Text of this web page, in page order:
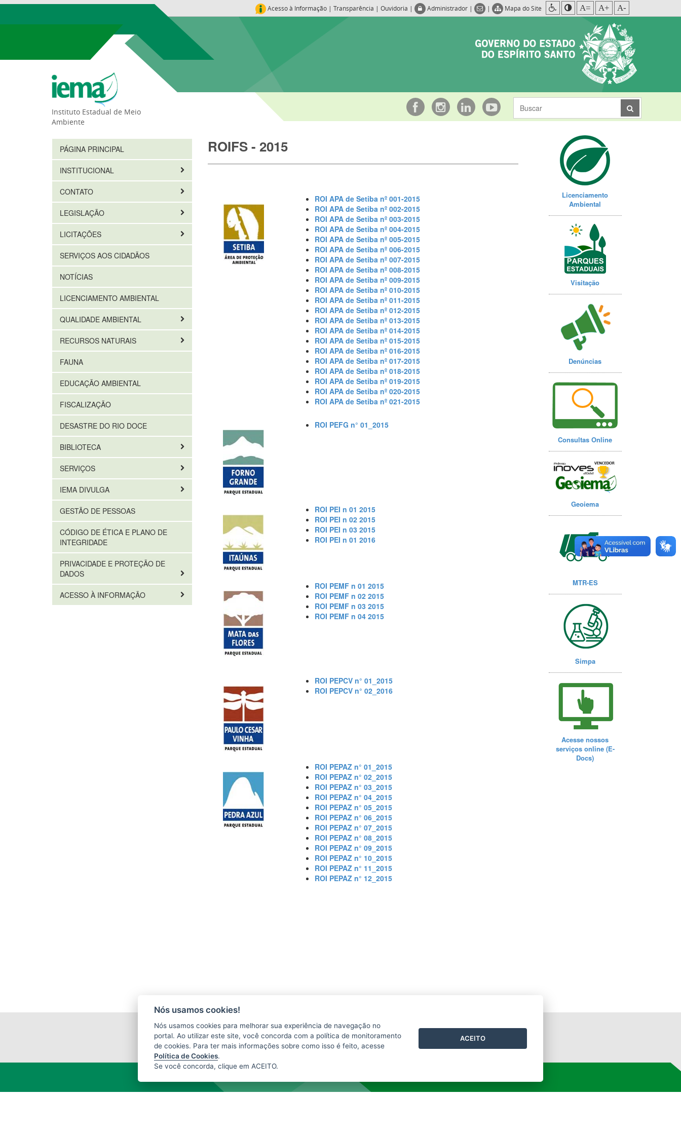
Acesso à Informação | Transparência | Ouvidoria | Administrador | | Mapa do Site A= A+ A-
Instituto Estadual de Meio
Ambiente
PÁGINA PRINCIPAL
INSTITUCIONAL
CONTATO
LEGISLAÇÃO
LICITAÇÕES
SERVIÇOS AOS CIDADÃOS
NOTÍCIAS
LICENCIAMENTO AMBIENTAL
QUALIDADE AMBIENTAL
RECURSOS NATURAIS
FAUNA
EDUCAÇÃO AMBIENTAL
FISCALIZAÇÃO
DESASTRE DO RIO DOCE
BIBLIOTECA
SERVIÇOS
IEMA DIVULGA
GESTÃO DE PESSOAS
CÓDIGO DE ÉTICA E PLANO DE
INTEGRIDADE
PRIVACIDADE E PROTEÇÃO DE
DADOS
ACESSO À INFORMAÇÃO
ROIFS - 2015
ROI APA de Setiba nº 001-2015
ROI APA de Setiba nº 002-2015
ROI APA de Setiba nº 003-2015
ROI APA de Setiba nº 004-2015
ROI APA de Setiba nº 005-2015
ROI APA de Setiba nº 006-2015
ROI APA de Setiba nº 007-2015
ROI APA de Setiba nº 008-2015
ROI APA de Setiba nº 009-2015
ROI APA de Setiba nº 010-2015
ROI APA de Setiba nº 011-2015
ROI APA de Setiba nº 012-2015
ROI APA de Setiba nº 013-2015
ROI APA de Setiba nº 014-2015
ROI APA de Setiba nº 015-2015
ROI APA de Setiba nº 016-2015
ROI APA de Setiba nº 017-2015
ROI APA de Setiba nº 018-2015
ROI APA de Setiba nº 019-2015
ROI APA de Setiba nº 020-2015
ROI APA de Setiba nº 021-2015
ROI PEFG n° 01_2015
ROI PEI n 01 2015
ROI PEI n 02 2015
ROI PEI n 03 2015
ROI PEI n 01 2016
ROI PEMF n 01 2015
ROI PEMF n 02 2015
ROI PEMF n 03 2015
ROI PEMF n 04 2015
ROI PEPCV n° 01_2015
ROI PEPCV n° 02_2016
ROI PEPAZ n° 01_2015
ROI PEPAZ n° 02_2015
ROI PEPAZ n° 03_2015
ROI PEPAZ n° 04_2015
ROI PEPAZ n° 05_2015
ROI PEPAZ n° 06_2015
ROI PEPAZ n° 07_2015
ROI PEPAZ n° 08_2015
ROI PEPAZ n° 09_2015
ROI PEPAZ n° 10_2015
ROI PEPAZ n° 11_2015
ROI PEPAZ n° 12_2015
Licenciamento
Ambiental
Visitação
Denúncias
Consultas Online
Geoiema
MTR-ES
Simpa
Acesse nossos
serviços online (E-
Docs)
AGERH
SEAMA
PNLA
OUVIDORIA
PORTAL DO GOVERNO
PORTAL DO SERVIDOR
Nós usamos cookies!
Nós usamos cookies para melhorar sua experiência de navegação no
portal. Ao utilizar este site, você concorda com a política de monitoramento
de cookies. Para ter mais informações sobre como isso é feito, acesse
Política de Cookies.
Se você concorda, clique em ACEITO.
ACEITO